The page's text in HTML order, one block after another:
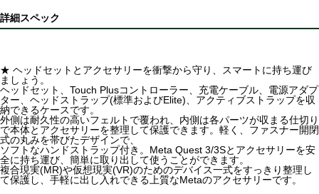
詳細スペック
★ ヘッドセットとアクセサリーを衝撃から守り、スマートに持ち運び
ましょう。
ヘッドセット、Touch Plusコントローラー、充電ケーブル、電源アダプ
ター、ヘッドストラップ(標準およびElite)、アクティブストラップを収
納できるケースです。
外側は耐久性の高いフェルトで覆われ、内側は各パーツが収まる仕切り
で本体とアクセサリーを整理して保護できます。軽く、ファスナー開閉
式の丸みを帯びたデザインで、
ソフトなハンドストラップ付き。Meta Quest 3/3Sとアクセサリーを安
全に持ち運び、簡単に取り出して使うことができます。
複合現実(MR)や仮想現実(VR)のためのデバイス一式をすっきり整理し
て保護し、手軽に出し入れできる上質なMetaのアクセサリーです。